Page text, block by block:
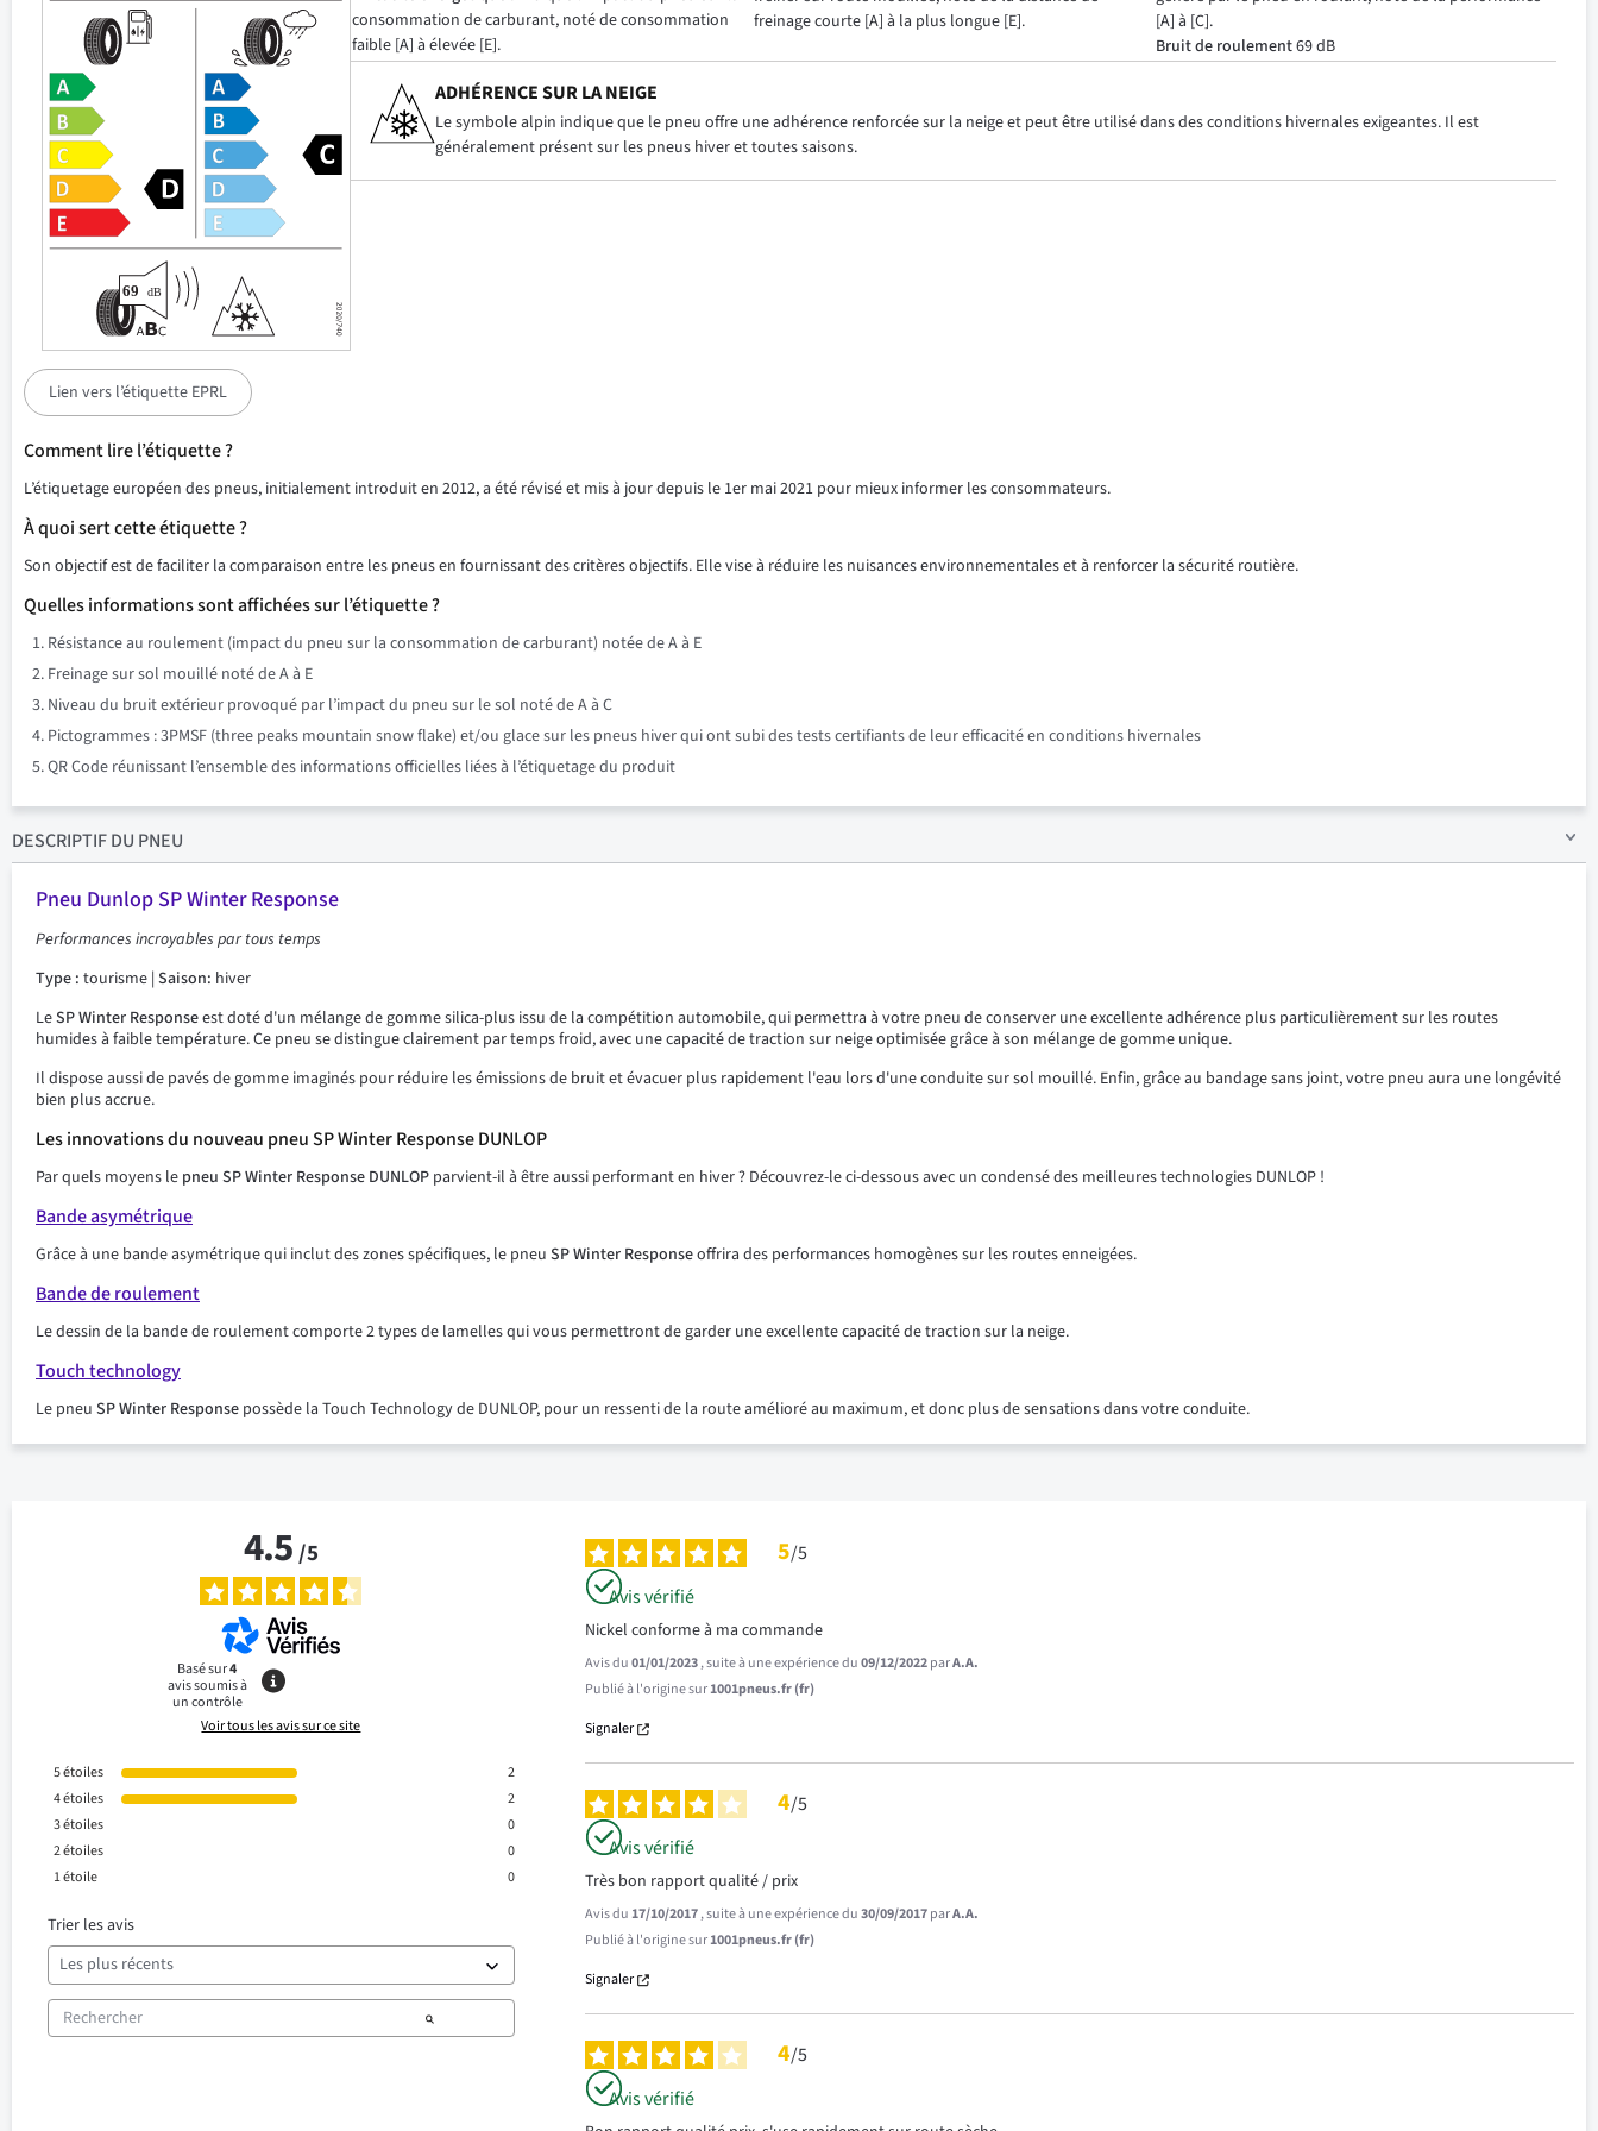
consommation de carburant, noté de consommation
faible [A] à élevée [E].
freinage courte [A] à la plus longue [E].
[A] à [C].
Bruit de roulement69 dB
ADHÉRENCE SUR LA NEIGE
Le symbole alpin indique que le pneu offre une adhérence renforcée sur la neige et peut être utilisé dans des conditions hivernales exigeantes. Il est
généralement présent sur les pneus hiver et toutes saisons.
Lien vers l’étiquette EPRL
Comment lire l’étiquette ?
L’étiquetage européen des pneus, initialement introduit en 2012, a été révisé et mis à jour depuis le 1er mai 2021 pour mieux informer les consommateurs.
À quoi sert cette étiquette ?
Son objectif est de faciliter la comparaison entre les pneus en fournissant des critères objectifs. Elle vise à réduire les nuisances environnementales et à renforcer la sécurité routière.
Quelles informations sont affichées sur l’étiquette ?
Résistance au roulement (impact du pneu sur la consommation de carburant) notée de A à E
Freinage sur sol mouillé noté de A à E
Niveau du bruit extérieur provoqué par l’impact du pneu sur le sol noté de A à C
Pictogrammes : 3PMSF (three peaks mountain snow flake) et/ou glace sur les pneus hiver qui ont subi des tests certifiants de leur efficacité en conditions hivernales
QR Code réunissant l’ensemble des informations officielles liées à l’étiquetage du produit
DESCRIPTIFDU PNEU
Pneu Dunlop SP Winter Response
Performances incroyables par tous temps
Type : tourisme | Saison: hiver
LeSP Winter Responseest doté d'un mélange de gomme silica-plus issu de la compétition automobile, qui permettra à votre pneu de conserver une excellente adhérence plus particulièrement sur les routes
humides à faible température. Ce pneu se distingue clairement par temps froid, avec une capacité de traction sur neige optimisée grâce à son mélange de gomme unique.
Il dispose aussi de pavés de gomme imaginés pour réduire les émissions de bruit et évacuer plus rapidement l'eau lors d'une conduite sur sol mouillé. Enfin, grâce au bandage sans joint, votre pneu aura une longévité
bien plus accrue.
Les innovations du nouveau pneu SP Winter Response DUNLOP
Par quels moyens le pneu SP Winter Response DUNLOP parvient-il à être aussi performant en hiver ? Découvrez-le ci-dessous avec un condensé des meilleures technologies DUNLOP !
Bande asymétrique
Grâce à une bande asymétrique qui inclut des zones spécifiques, le pneu SP Winter Responseoffrira des performances homogènes sur les routes enneigées.
Bande de roulement
Le dessin de la bande de roulement comporte 2 types de lamelles qui vous permettront de garder une excellente capacité de traction sur la neige.
Touch technology
Le pneu SP Winter Response possède la Touch Technology de DUNLOP, pour un ressenti de la route amélioré au maximum, et donc plus de sensations dans votre conduite.
4.5/5
Basé sur4
avis soumis à
un contrôle
Voir tous les avis sur ce site
5étoiles
2
4étoiles
2
3étoiles
0
2étoiles
0
1étoile 0
Trier les avis
5/5
Avis vérifié
Nickel conforme à ma commande
Avis du01/01/2023, suite à une expérience du09/12/2022parA.A.
Publié à l'origine sur1001pneus.fr (fr)
Signaler
4/5
Avis vérifié
Très bon rapport qualité / prix
Avis du17/10/2017, suite à une expérience du30/09/2017parA.A.
Publié à l'origine sur1001pneus.fr (fr)
Signaler
4/5
Avis vérifié